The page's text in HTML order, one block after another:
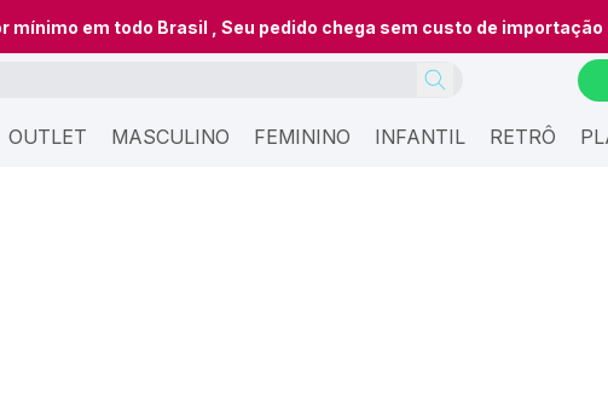
mínimo em todo Brasil , Seu pedido chega sem custo de importação
OUTLET MASCULINO FEMININO INFANTIL RETRÔ